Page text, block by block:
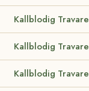
Kallblodig Travare
Kallblodig Travare
Kallblodig Travare